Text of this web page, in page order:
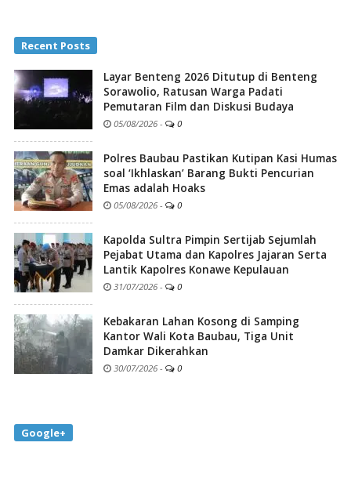
Recent Posts
Layar Benteng 2026 Ditutup di Benteng
Sorawolio, Ratusan Warga Padati
Pemutaran Film dan Diskusi Budaya
05/08/2026 - 0
Polres Baubau Pastikan Kutipan Kasi Humas
soal ‘Ikhlaskan’ Barang Bukti Pencurian
Emas adalah Hoaks
05/08/2026 - 0
Kapolda Sultra Pimpin Sertijab Sejumlah
Pejabat Utama dan Kapolres Jajaran Serta
Lantik Kapolres Konawe Kepulauan
31/07/2026 - 0
Kebakaran Lahan Kosong di Samping
Kantor Wali Kota Baubau, Tiga Unit
Damkar Dikerahkan
30/07/2026 - 0
Google+